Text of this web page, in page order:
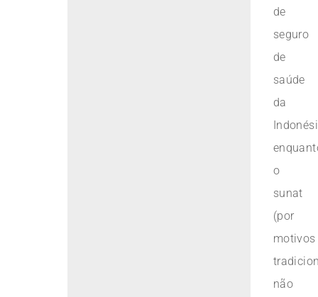
de
seguro
de
saúde
da
o
sunat
(por
motivos
não